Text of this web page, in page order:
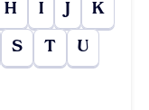
H I J K
S T U